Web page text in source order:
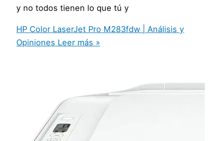
y no todos tienen lo que tú y
HP Color LaserJet Pro M283fdw | Análisis y
Opiniones Leer más »